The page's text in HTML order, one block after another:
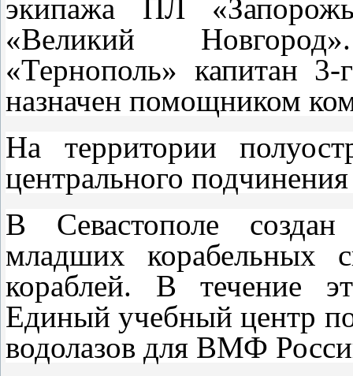
экипажа ПЛ
«Великий
«Тернополь» капитан
назначен помощником
На территории
центрального
В Севастополе
младших корабельных
кораблей. В течение
Единый учебный центр
водолазов для ВМФ